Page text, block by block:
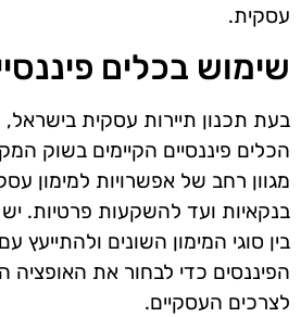
עסקית.
שימוש בכלים
בעת תכנון תיירות עסקית
הכלים פיננסיים הקיימים בשוק
מגוון רחב של אפשרויות למימון
בנקאיות ועד להשקעות פרטיות.
בין סוגי המימון השונים
הפיננסים כדי לבחור את האופציה
לצרכים העסקיים.